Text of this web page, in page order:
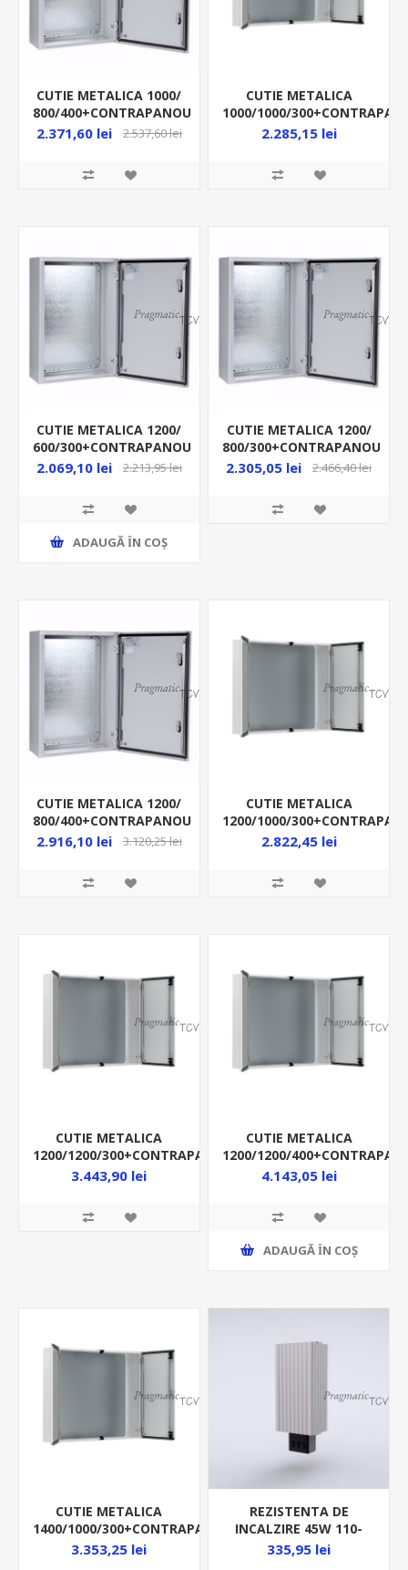
CUTIE METALICA 1000/
800/400+CONTRAPANOU
IP66 MAS1008040R5
2.371,60 lei 2.537,60 lei
CUTIE METALICA
1000/1000/
IP55 MAD1001030R5
2.285,15 lei
CUTIE METALICA 1200/
600/300+CONTRAPANOU
IP66 MAS1206030R5
2.069,10 lei 2.213,95 lei
ADAUGĂ ȊN COŞ
CUTIE METALICA 1200/
800/300+CONTRAPANOU
IP66 MAS1208030R5
2.305,05 lei 2.466,40 lei
CUTIE METALICA 1200/
800/400+CONTRAPANOU
IP66 MAS1208040R5
2.916,10 lei 3.120,25 lei
CUTIE METALICA
1200/1000/
IP55 MAD1201030R5
2.822,45 lei
CUTIE METALICA
1200/1200/300+CONTRAPANOU
IP55 MAD1201230R5
3.443,90 lei
CUTIE METALICA
1200/1200/
IP55 MAD1201240R5
4.143,05 lei
ADAUGĂ ȊN COŞ
CUTIE METALICA
1400/1000/300+CONTRAPANOU
IP55 MAD1401030R5
3.353,25 lei
REZISTENTA DE
INCALZIRE 45W 110-
250VAC/DC PT CUTII
335,95 lei